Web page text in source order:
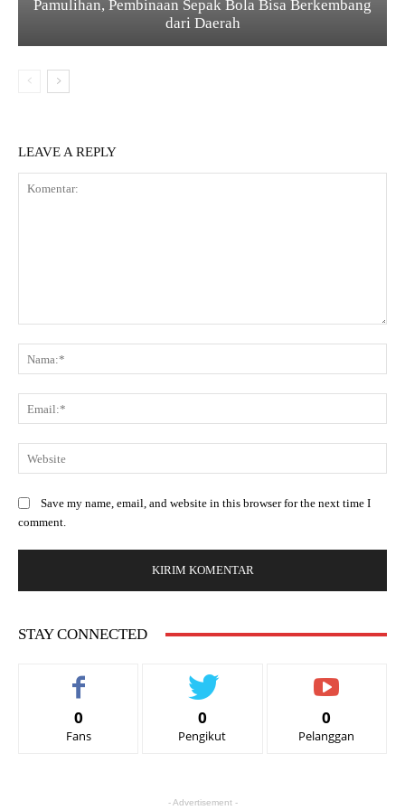
Pamulihan, Pembinaan Sepak Bola Bisa Berkembang
dari Daerah
LEAVE A REPLY
Save my name, email, and website in this browser for the next time I
comment.
STAY CONNECTED
0
Fans
0
Pengikut
0
Pelanggan
- Advertisement -